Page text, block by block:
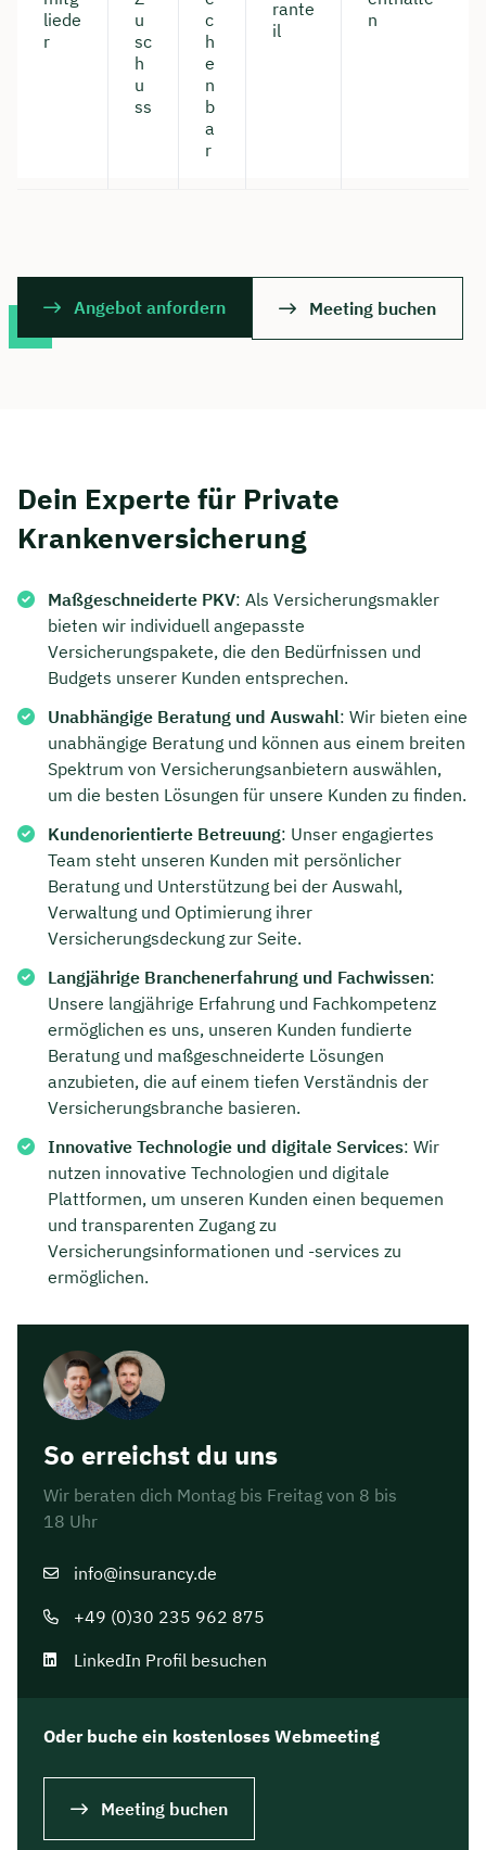
liede
r
u
sc
h
u
ss
c
h
e
n
b
a
r
rante
il
n
Angebot anfordern Meeting buchen
Dein Experte für Private
Krankenversicherung
Maßgeschneiderte PKV: Als Versicherungsmakler
bieten wir individuell angepasste
Versicherungspakete, die den Bedürfnissen und
Budgets unserer Kunden entsprechen.
Unabhängige Beratung und Auswahl: Wir bieten eine
unabhängige Beratung und können aus einem breiten
Spektrum von Versicherungsanbietern auswählen,
um die besten Lösungen für unsere Kunden zu finden.
Kundenorientierte Betreuung: Unser engagiertes
Team steht unseren Kunden mit persönlicher
Beratung und Unterstützung bei der Auswahl,
Verwaltung und Optimierung ihrer
Versicherungsdeckung zur Seite.
Langjährige Branchenerfahrung und Fachwissen:
Unsere langjährige Erfahrung und Fachkompetenz
ermöglichen es uns, unseren Kunden fundierte
Beratung und maßgeschneiderte Lösungen
anzubieten, die auf einem tiefen Verständnis der
Versicherungsbranche basieren.
Innovative Technologie und digitale Services: Wir
nutzen innovative Technologien und digitale
Plattformen, um unseren Kunden einen bequemen
und transparenten Zugang zu
Versicherungsinformationen und -services zu
ermöglichen.
So erreichst du uns
Wir beraten dich Montag bis Freitag von 8 bis
18 Uhr
info@insurancy.de
+49 (0)30 235 962 875
LinkedIn Profil besuchen
Oder buche ein kostenloses Webmeeting
Meeting buchen
Dauer: ca. 30 Minuten
Kostenfrei & unverbindlich
🗓️ Wählen Sie jetzt Ihren Wunschtermin: